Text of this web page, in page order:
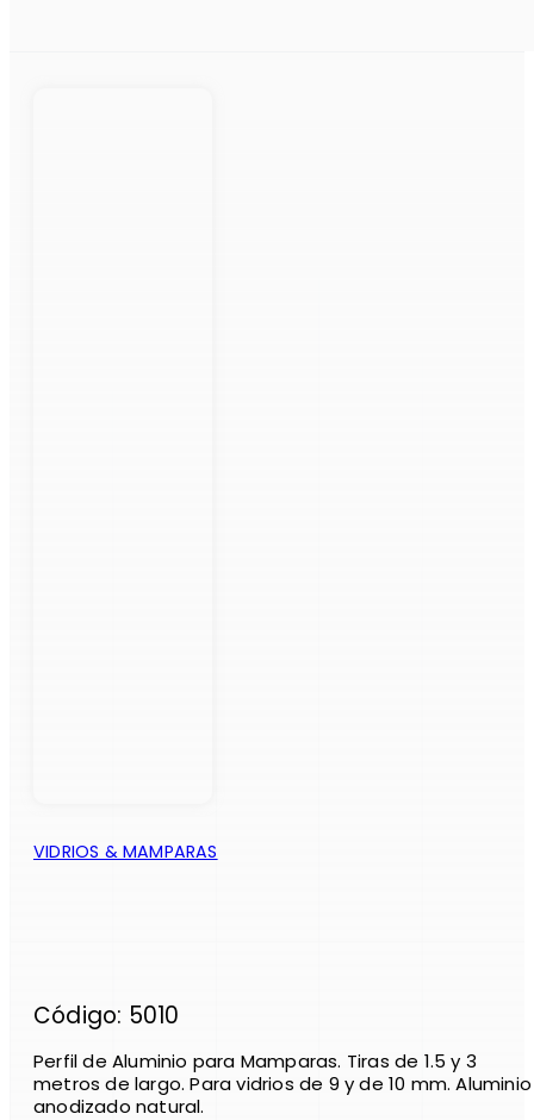
VIDRIOS & MAMPARAS
Código: 5010
Perfil de Aluminio para Mamparas. Tiras de 1.5 y 3
metros de largo. Para vidrios de 9 y de 10 mm. Aluminio
anodizado natural.